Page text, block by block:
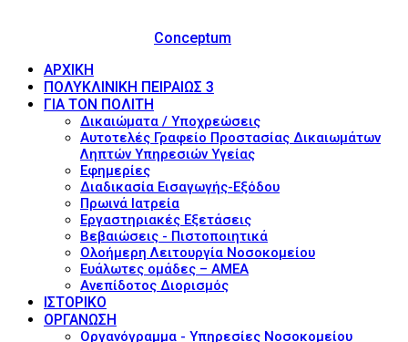
Conceptum
ΑΡΧΙΚΗ
ΠΟΛΥΚΛΙΝΙΚΗ ΠΕΙΡΑΙΩΣ 3
ΓΙΑ ΤΟΝ ΠΟΛΙΤΗ
Δικαιώματα / Υποχρεώσεις
Αυτοτελές Γραφείο Προστασίας Δικαιωμάτων
Ληπτών Υπηρεσιών Υγείας
Εφημερίες
Διαδικασία Εισαγωγής-Εξόδου
Πρωινά Ιατρεία
Εργαστηριακές Εξετάσεις
Βεβαιώσεις - Πιστοποιητικά
Ολοήμερη Λειτουργία Νοσοκομείου
Ευάλωτες ομάδες – ΑΜΕΑ
Ανεπίδοτος Διορισμός
ΙΣΤΟΡΙΚΟ
ΟΡΓΑΝΩΣΗ
Οργανόγραμμα - Υπηρεσίες Νοσοκομείου